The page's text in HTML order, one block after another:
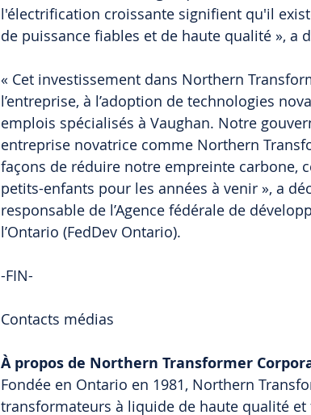
l'électrification croissante signifient qu'il
de puissance fiables et de haute qualité », a
« Cet investissement dans Northern
l’entreprise, à l’adoption de technologies
emplois spécialisés à Vaughan. Notre
entreprise novatrice comme Northern
façons de réduire notre empreinte carbone,
petits-enfants pour les années à venir », a
responsable de l’Agence fédérale de
l’Ontario (FedDev Ontario).
-FIN-
Contacts médias
À propos de Northern Transformer
Fondée en Ontario en 1981, Northern
transformateurs à liquide de haute qualité